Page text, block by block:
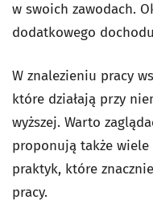
w swoich zawodach.
dodatkowego
W znalezieniu pracy
które działają przy
wyższej. Warto
proponują także
praktyk, które
pracy.